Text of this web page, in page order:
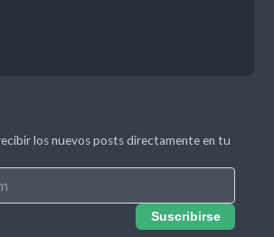
los nuevos posts directamente en tu
Suscribirse